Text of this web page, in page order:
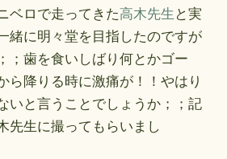
ベロで走ってきた高木先生 と実
緒に明々堂を目指したのですが
；歯を食いしばり何とかゴー
ら降りる時に激痛が！！やはり
いと言うことでしょうか；；記
先生に撮ってもらいまし